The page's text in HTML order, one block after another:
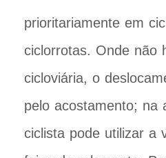
prioritariamente em
ciclorrotas. Onde não
cicloviária, o
pelo acostamento; na
ciclista pode utilizar a